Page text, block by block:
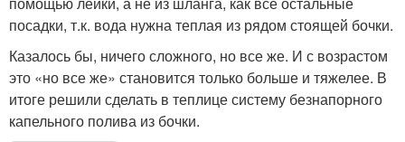
посадки, т.к. вода нужна теплая из рядом стоящей бочки.
Казалось бы, ничего сложного, но все же. И с возрастом
это «но все же» становится только больше и тяжелее. В
итоге решили сделать в теплице систему безнапорного
капельного полива из бочки.